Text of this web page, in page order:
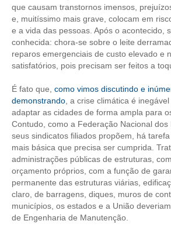
HOMOLOGAÇÕES
PISO SALARIAL
FIQUE POR DENTRO
OPORTUNIDADES
APRESENTAÇÃO
CARREIRA
AUTÔNOMOS E SERVIÇOS
NEWSLETTER
que causam transtornos imensos,
e, muitíssimo mais grave, colocam em
e a vida das pessoas. Após o acontecido,
conhecida: chora-se sobre o leite
reparos emergenciais de custo elevado e
satisfatórios, pois precisam ser feitos a
É fato que, como vimos discutindo e
demonstrando, a crise climática é
adaptar as cidades de forma ampla para
Contudo, como a Federação Nacional dos
seus sindicatos filiados propõem, há
mais básica que precisa ser cumprida.
administrações públicas de estruturas,
orçamento próprios, com a função de
permanente das estruturas viárias,
claro, de barragens, diques, muros de
municípios, os estados e a União
de Engenharia de Manutenção.